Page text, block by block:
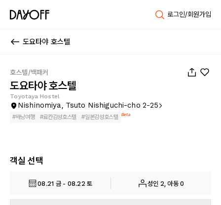
로그인/회원가입
도요타야 호스텔
호스텔/백패커
도요타야 호스텔
Toyotaya Hostel
Nishinomiya, Tsuto Nishiguchi-cho 2-25
#배낭여행 #료칸감성호스텔 #일본감성호스텔 Beta
객실 선택
08.21 금 - 08.22 토 성인 2, 아동 0